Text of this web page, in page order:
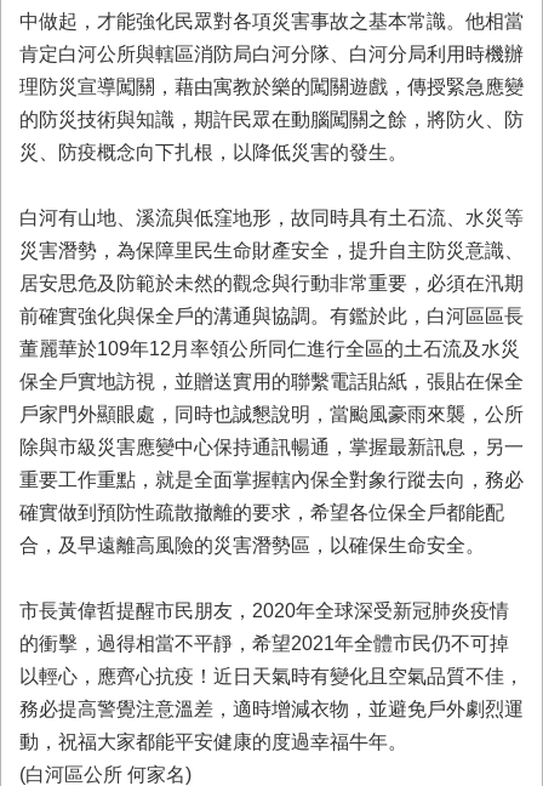
中做起，才能強化民眾對各項災害事故之基本常識。他相當
肯定白河公所與轄區消防局白河分隊、白河分局利用時機辦
理防災宣導闖關，藉由寓教於樂的闖關遊戲，傳授緊急應變
的防災技術與知識，期許民眾在動腦闖關之餘，將防火、防
災、防疫概念向下扎根，以降低災害的發生。
白河有山地、溪流與低窪地形，故同時具有土石流、水災等
災害潛勢，為保障里民生命財產安全，提升自主防災意識、
居安思危及防範於未然的觀念與行動非常重要，必須在汛期
前確實強化與保全戶的溝通與協調。有鑑於此，白河區區長
董麗華於109年12月率領公所同仁進行全區的土石流及水災
保全戶實地訪視，並贈送實用的聯繫電話貼紙，張貼在保全
戶家門外顯眼處，同時也誠懇說明，當颱風豪雨來襲，公所
除與市級災害應變中心保持通訊暢通，掌握最新訊息，另一
重要工作重點，就是全面掌握轄內保全對象行蹤去向，務必
確實做到預防性疏散撤離的要求，希望各位保全戶都能配
合，及早遠離高風險的災害潛勢區，以確保生命安全。
市長黃偉哲提醒市民朋友，2020年全球深受新冠肺炎疫情
的衝擊，過得相當不平靜，希望2021年全體市民仍不可掉
以輕心，應齊心抗疫！近日天氣時有變化且空氣品質不佳，
務必提高警覺注意溫差，適時增減衣物，並避免戶外劇烈運
動，祝福大家都能平安健康的度過幸福牛年。
(白河區公所 何家名)